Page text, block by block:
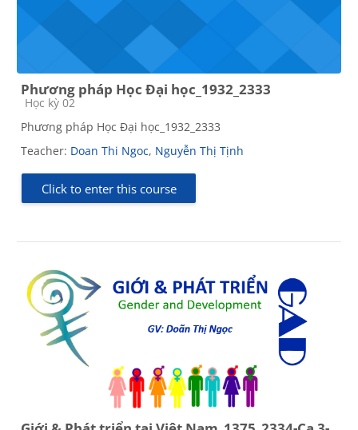
Phương pháp Học Đại học_1932_2333
Course category
Học kỳ 02
Phương pháp Học Đại học_1932_2333
Teacher: Doan Thi Ngoc, Nguyễn Thị Tịnh
Click to enter this course